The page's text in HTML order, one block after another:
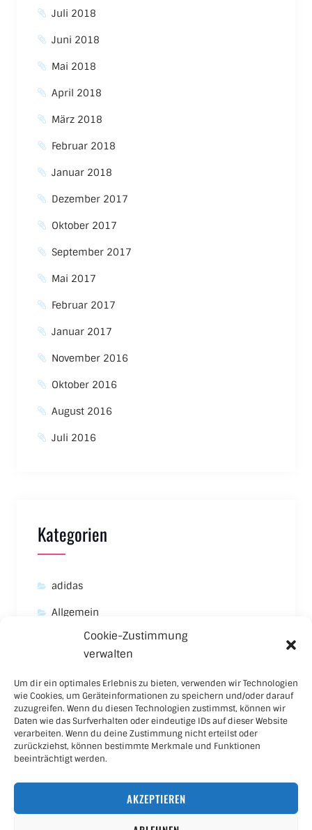
Cookie-Zustimmung
verwalten
Um dir ein optimales Erlebnis zu bieten, verwenden wir Technologien
wie Cookies, um Geräteinformationen zu speichern und/oder darauf
zuzugreifen. Wenn du diesen Technologien zustimmst, können wir
Daten wie das Surfverhalten oder eindeutige IDs auf dieser Website
verarbeiten. Wenn du deine Zustimmung nicht erteilst oder
zurückziehst, können bestimmte Merkmale und Funktionen
beeinträchtigt werden.
AKZEPTIEREN
Juli 2018
Juni 2018
Mai 2018
April 2018
März 2018
Februar 2018
Januar 2018
Dezember 2017
Oktober 2017
September 2017
Mai 2017
Februar 2017
Januar 2017
November 2016
Oktober 2016
August 2016
Juli 2016
Kategorien
adidas
Allgemein
New Balance
Nike
Puma